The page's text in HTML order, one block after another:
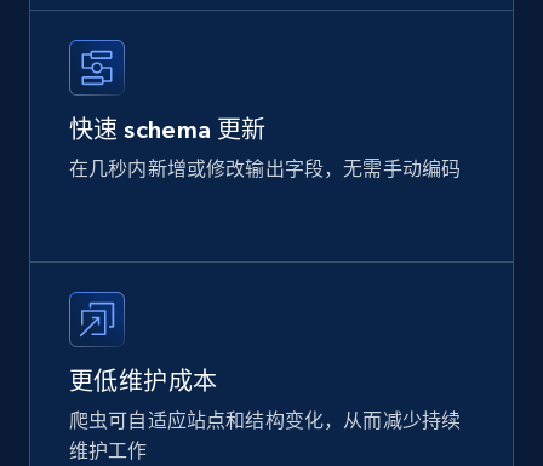
快速 schema 更新
在几秒内新增或修改输出字段，无需手动编码
更低维护成本
爬虫可自适应站点和结构变化，从而减少持续
维护工作